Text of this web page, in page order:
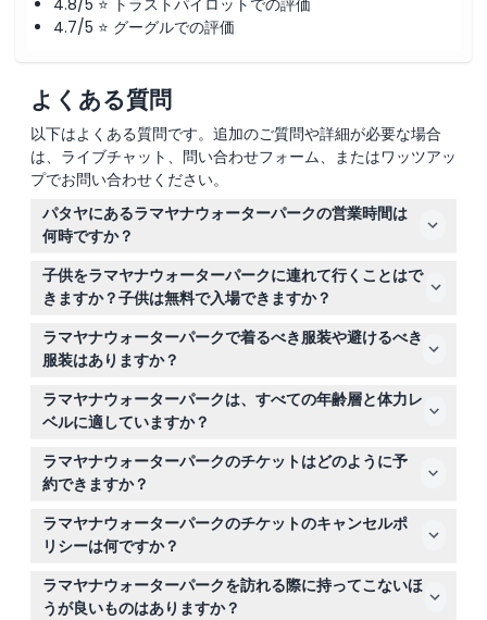
4.7/5 ⭐ グーグルでの評価
よくある質問
以下はよくある質問です。追加のご質問や詳細が必要な場合
は、ライブチャット、問い合わせフォーム、またはワッツアッ
プでお問い合わせください。
パタヤにあるラマヤナウォーターパークの営業時間は
何時ですか？
ラマヤナウォーターパークは毎日午前11時から午後6時ま
で営業していますが、水曜日は休園日です（変更される場
合がありますので、予約時にご確認ください）。
子供をラマヤナウォーターパークに連れて行くことはで
きますか？子供は無料で入場できますか？
身長105cm以下の子供は無料で入場できるため、小さな
子供連れのご家族に最適なスポットです。
ラマヤナウォーターパークで着るべき服装や避けるべき
服装はありますか？
安全のため、ジッパーやボタンなどの金属部分がある水着
は避けてください。また、ネックレスや時計の着用、携帯
電話を乗り物に持ち込むことは控えるのが最適です。
ラマヤナウォーターパークは、すべての年齢層と体力レ
ベルに適していますか？
はい、パークにはすべての年齢層に適した50以上のアト
ラクションがあり、2つのキッズゾーン、やさしいプー
ル、スリリングなウォータースライドが含まれています。
ラマヤナウォーターパークのチケットはどのように予
約できますか？
このウェブサイトで簡単に入場チケットを予約できます。
ご希望の日付を選択し、予約手続き中に空き状況をご確認
ください。
ラマヤナウォーターパークのチケットのキャンセルポ
リシーは何ですか？
チケットは払い戻し不可でキャンセルできませんので、予
約した日付と時間にご利用ください。
ラマヤナウォーターパークを訪れる際に持ってこないほ
うが良いものはありますか？